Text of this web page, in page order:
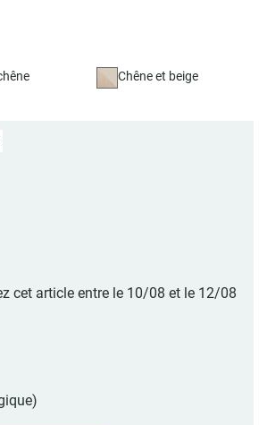
Chêne et beige
cet article entre le 10/08 et le 12/08